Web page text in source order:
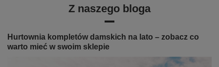
Z naszego bloga
Hurtownia kompletów damskich na lato – zobacz co
warto mieć w swoim sklepie